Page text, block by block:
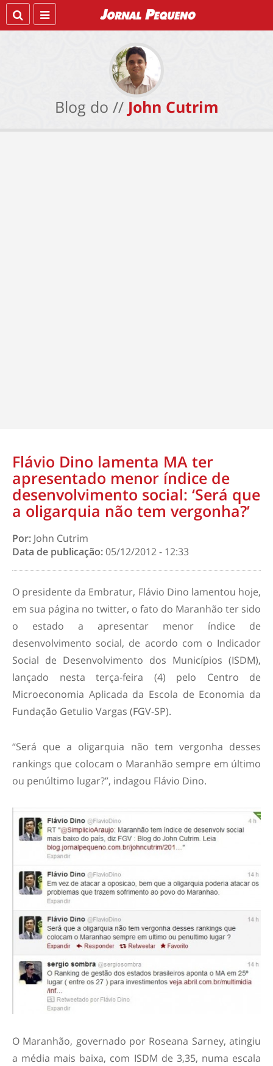
Blog do // John Cutrim
Flávio Dino lamenta MA ter
apresentado menor índice de
desenvolvimento social: ‘Será que
a oligarquia não tem vergonha?’
Por: John Cutrim
Data de publicação:05/12/2012 - 12:33
O presidente da Embratur, Flávio Dino lamentou hoje,
em sua página no twitter, o fato do Maranhão ter sido
o estado a apresentar menor índice de
desenvolvimento social, de acordo com o Indicador
Social de Desenvolvimento dos Municípios (ISDM),
lançado nesta terça-feira (4) pelo Centro de
Microeconomia Aplicada da Escola de Economia da
Fundação Getulio Vargas (FGV-SP).
“Será que a oligarquia não tem vergonha desses
rankings que colocam o Maranhão sempre em último
ou penúltimo lugar?”, indagou Flávio Dino.
O Maranhão, governado por Roseana Sarney, atingiu
a média mais baixa, com ISDM de 3,35, numa escala